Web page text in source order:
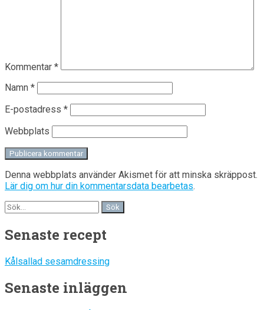
Kommentar *
Namn *
E-postadress *
Webbplats
Denna webbplats använder Akismet för att minska skräppost.
Lär dig om hur din kommentarsdata bearbetas.
Senaste recept
Kålsallad sesamdressing
Senaste inläggen